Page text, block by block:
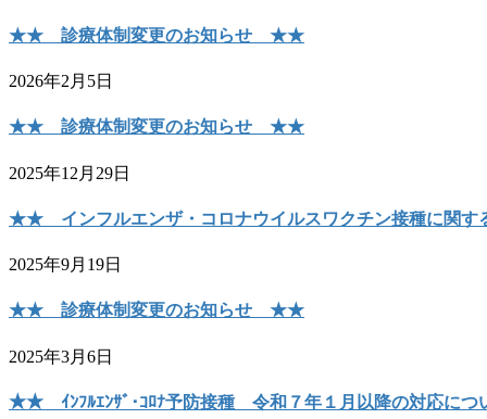
★★ 診療体制変更のお知らせ ★★
2026年2月5日
★★ 診療体制変更のお知らせ ★★
2025年12月29日
★★ インフルエンザ・コロナウイルスワクチン接種に関
2025年9月19日
★★ 診療体制変更のお知らせ ★★
2025年3月6日
★★ ｲﾝﾌﾙｴﾝｻﾞ･ｺﾛﾅ予防接種 令和７年１月以降の対応に